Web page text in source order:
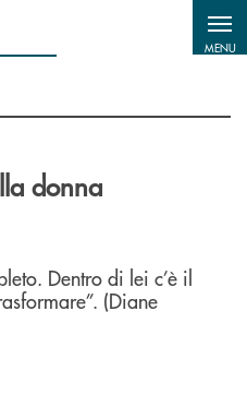
MENU
donna
Dentro di lei c’è il
(Diane